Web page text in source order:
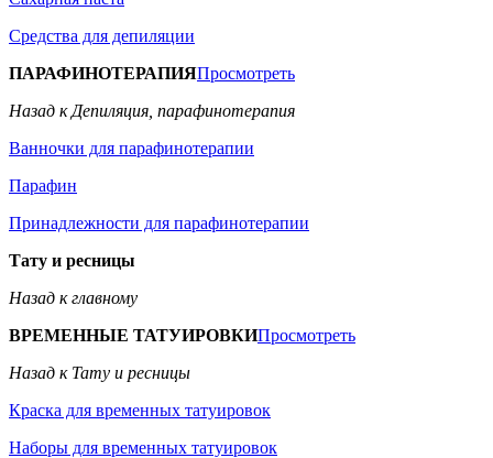
Средства для депиляции
ПАРАФИНОТЕРАПИЯПросмотреть
Назад к Депиляция, парафинотерапия
Ванночки для парафинотерапии
Парафин
Принадлежности для парафинотерапии
Тату и ресницы
Назад к главному
ВРЕМЕННЫЕ ТАТУИРОВКИПросмотреть
Назад к Тату и ресницы
Краска для временных татуировок
Наборы для временных татуировок